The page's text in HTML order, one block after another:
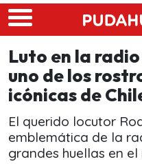
Skip to main content
Luto en la
uno de los
icónicas de
El querido locutor
emblemática de la
grandes huellas en